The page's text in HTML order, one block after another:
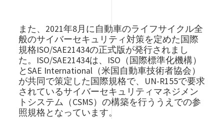
また、2021年8月に自動車のライフサイクル全
般のサイバーセキュリティ対策を定めた国際
規格ISO/SAE21434の正式版が発行されまし
た。ISO/SAE21434は、ISO（国際標準化機構）
とSAE International（米国自動車技術者協会）
が共同で策定した国際規格で、UN-R155で要求
されているサイバーセキュリティマネジメン
トシステム（CSMS）の構築を行ううえでの参
照規格となっています。